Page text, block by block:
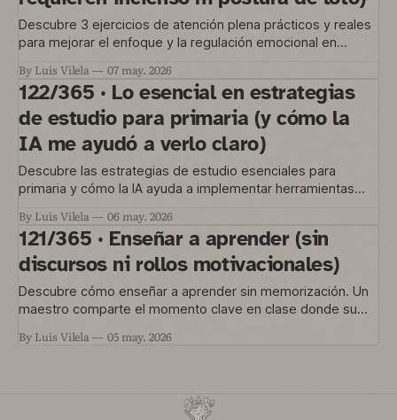
Descubre 3 ejercicios de atención plena prácticos y reales
para mejorar el enfoque y la regulación emocional en
By Luis Vilela 07 may. 2026
122/365 · Lo esencial en estrategias
de estudio para primaria (y cómo la
IA me ayudó a verlo claro)
Descubre las estrategias de estudio esenciales para
primaria y cómo la IA ayuda a implementar herramientas
By Luis Vilela 06 may. 2026
121/365 · Enseñar a aprender (sin
discursos ni rollos motivacionales)
Descubre cómo enseñar a aprender sin memorización. Un
maestro comparte el momento clave en clase donde su
By Luis Vilela 05 may. 2026